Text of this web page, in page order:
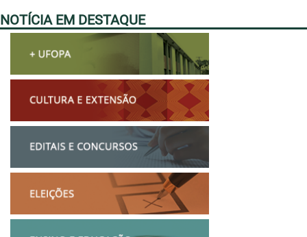
NOTÍCIA EM DESTAQUE